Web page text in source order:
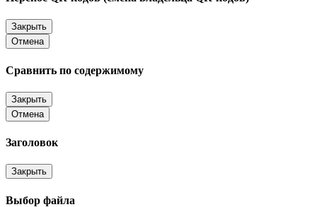
Закрыть
Отмена
Сравнить по содержимому
Закрыть
Отмена
Заголовок
Закрыть
Выбор файла